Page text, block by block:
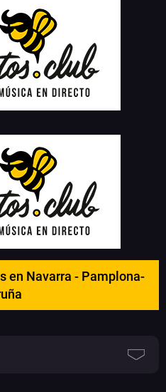
en Navarra - Pamplona-